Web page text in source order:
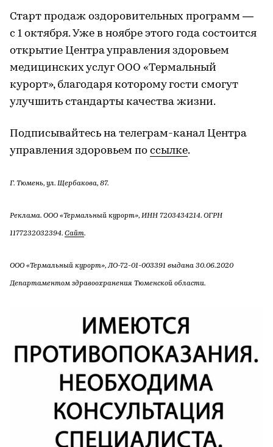
Старт продаж оздоровительных программ —
с 1 октября. Уже в ноябре этого года состоится
открытие Центра управления здоровьем
медицинских услуг ООО «Термальный
курорт», благодаря которому гости смогут
улучшить стандарты качества жизни.
Подписывайтесь на телеграм-канал Центра
управления здоровьем по ссылке.
Г. Тюмень, ул. Щербакова, 87.
Реклама. ООО «Термальный курорт», ИНН 7203434214. ОГРН
1177232032394. Сайт.
ООО «Термальный курорт», ЛО-72-01-003391 выдана 30.06.2020
Департаментом здравоохранения Тюменской области.